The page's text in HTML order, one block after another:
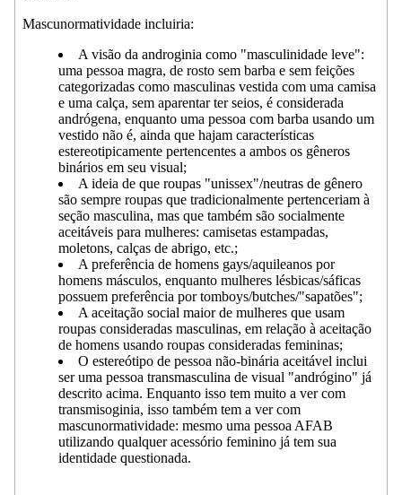
Mascunormatividade incluiria:
A visão da androginia como "masculinidade leve":
uma pessoa magra, de rosto sem barba e sem feições
categorizadas como masculinas vestida com uma camisa
e uma calça, sem aparentar ter seios, é considerada
andrógena, enquanto uma pessoa com barba usando um
vestido não é, ainda que hajam características
estereotipicamente pertencentes a ambos os gêneros
binários em seu visual;
A ideia de que roupas "unissex"/neutras de gênero
são sempre roupas que tradicionalmente pertenceriam à
seção masculina, mas que também são socialmente
aceitáveis para mulheres: camisetas estampadas,
moletons, calças de abrigo, etc.;
A preferência de homens gays/aquileanos por
homens másculos, enquanto mulheres lésbicas/sáficas
possuem preferência por tomboys/butches/"sapatões";
A aceitação social maior de mulheres que usam
roupas consideradas masculinas, em relação à aceitação
de homens usando roupas consideradas femininas;
O estereótipo de pessoa não-binária aceitável inclui
ser uma pessoa transmasculina de visual "andrógino" já
descrito acima. Enquanto isso tem muito a ver com
transmisoginia, isso também tem a ver com
mascunormatividade: mesmo uma pessoa AFAB
utilizando qualquer acessório feminino já tem sua
identidade questionada.